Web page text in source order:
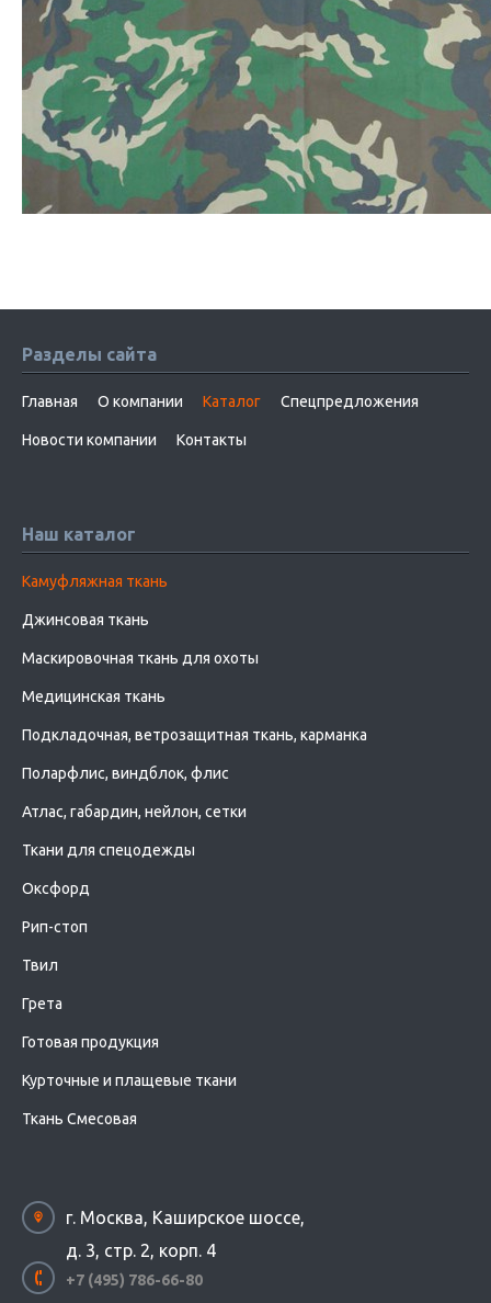
Разделы сайта
Главная О компании Каталог Спецпредложения
Новости компании Контакты
Наш каталог
Камуфляжная ткань
Джинсовая ткань
Маскировочная ткань для охоты
Медицинская ткань
Подкладочная, ветрозащитная ткань, карманка
Поларфлис, виндблок, флис
Атлас, габардин, нейлон, сетки
Ткани для спецодежды
Оксфорд
Рип-стоп
Твил
Грета
Готовая продукция
Курточные и плащевые ткани
Ткань Смесовая
г. Москва, Каширское шоссе,
д. 3, стр. 2, корп. 4
+7 (495) 786-66-80